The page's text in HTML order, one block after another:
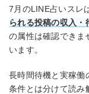
7月のLINE占いスレ
られる投稿の収入・
の属性は確認できま
います。
長時間待機と実稼働
条件とは分けて読み